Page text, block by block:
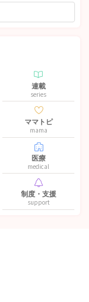
連載
series
ママトピ
mama
医療
medical
制度・支援
support